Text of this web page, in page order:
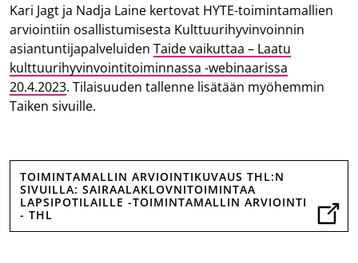
Kari Jagt ja Nadja Laine kertovat HYTE-toimintamallien
arviointiin osallistumisesta Kulttuurihyvinvoinnin
asiantuntijapalveluiden Taide vaikuttaa – Laatu
kulttuurihyvinvointitoiminnassa -webinaarissa
20.4.2023. Tilaisuuden tallenne lisätään myöhemmin
Taiken sivuille.
TOIMINTAMALLIN ARVIOINTIKUVAUS THL:N
SIVUILLA: SAIRAALAKLOVNITOIMINTAA
LAPSIPOTILAILLE -TOIMINTAMALLIN ARVIOINTI
- THL